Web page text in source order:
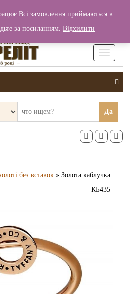
0 грн.
Да
без вставок » Золота каблучка
КБ435
замовлення приймаються в
за посиланням. Відхилити